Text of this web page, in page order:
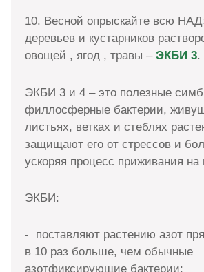
10. Весной опрыскайте всю
деревьев и кустарников
овощей , ягод , травы – ЭКБИ 3.
ЭКБИ 3 и 4 – это полезные
филлосферные бактерии,
листьях, ветках и стеблях
защищают его от стрессов и
ускоряя процесс приживания
ЭКБИ:
- поставляют растению азот
в 10 раз больше, чем обычные
азотфиксирующие бактерии;